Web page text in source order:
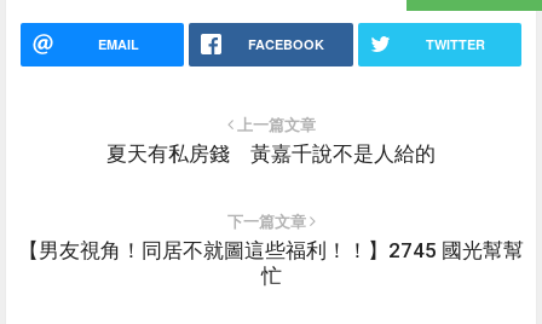
EMAIL FACEBOOK TWITTER
上一篇文章
夏天有私房錢 黃嘉千說不是人給的
下一篇文章
【男友視角！同居不就圖這些福利！！】2745 國光幫幫
忙